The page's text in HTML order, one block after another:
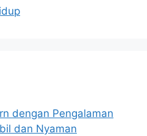
dengan Pengalaman
dan Nyaman